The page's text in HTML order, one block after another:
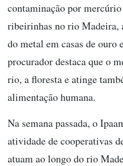
contaminação por
ribeirinhas no rio Madeira,
do metal em casas de ouro
procurador destaca que o
rio, a floresta e atinge
alimentação humana.
Na semana passada, o
atividade de cooperativas
atuam ao longo do rio